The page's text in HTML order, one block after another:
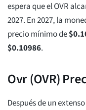
espera que el OVR
2027. En 2027, la
precio mínimo de$
$0.10986.
Ovr (OVR)
Después de un